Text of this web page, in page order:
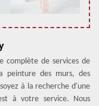
complète de services de
peinture des murs, des
à la recherche d'une
à votre service. Nous